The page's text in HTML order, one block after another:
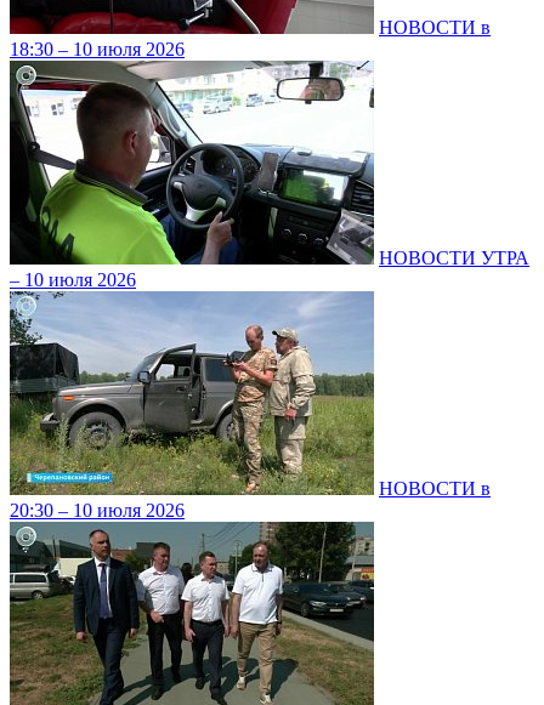
НОВОСТИ в
18:30 – 10 июля 2026
НОВОСТИ УТРА
– 10 июля 2026
НОВОСТИ в
20:30 – 10 июля 2026